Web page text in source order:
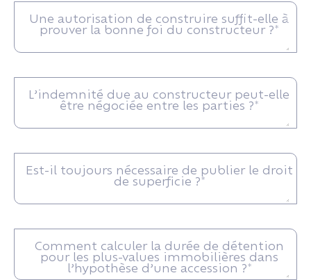
Une autorisation de construire suffit-elle à
prouver la bonne foi du constructeur ?*
L’indemnité due au constructeur peut-elle
être négociée entre les parties ?*
Est-il toujours nécessaire de publier le droit
de superficie ?*
Comment calculer la durée de détention
pour les plus-values immobilières dans
l’hypothèse d’une accession ?*